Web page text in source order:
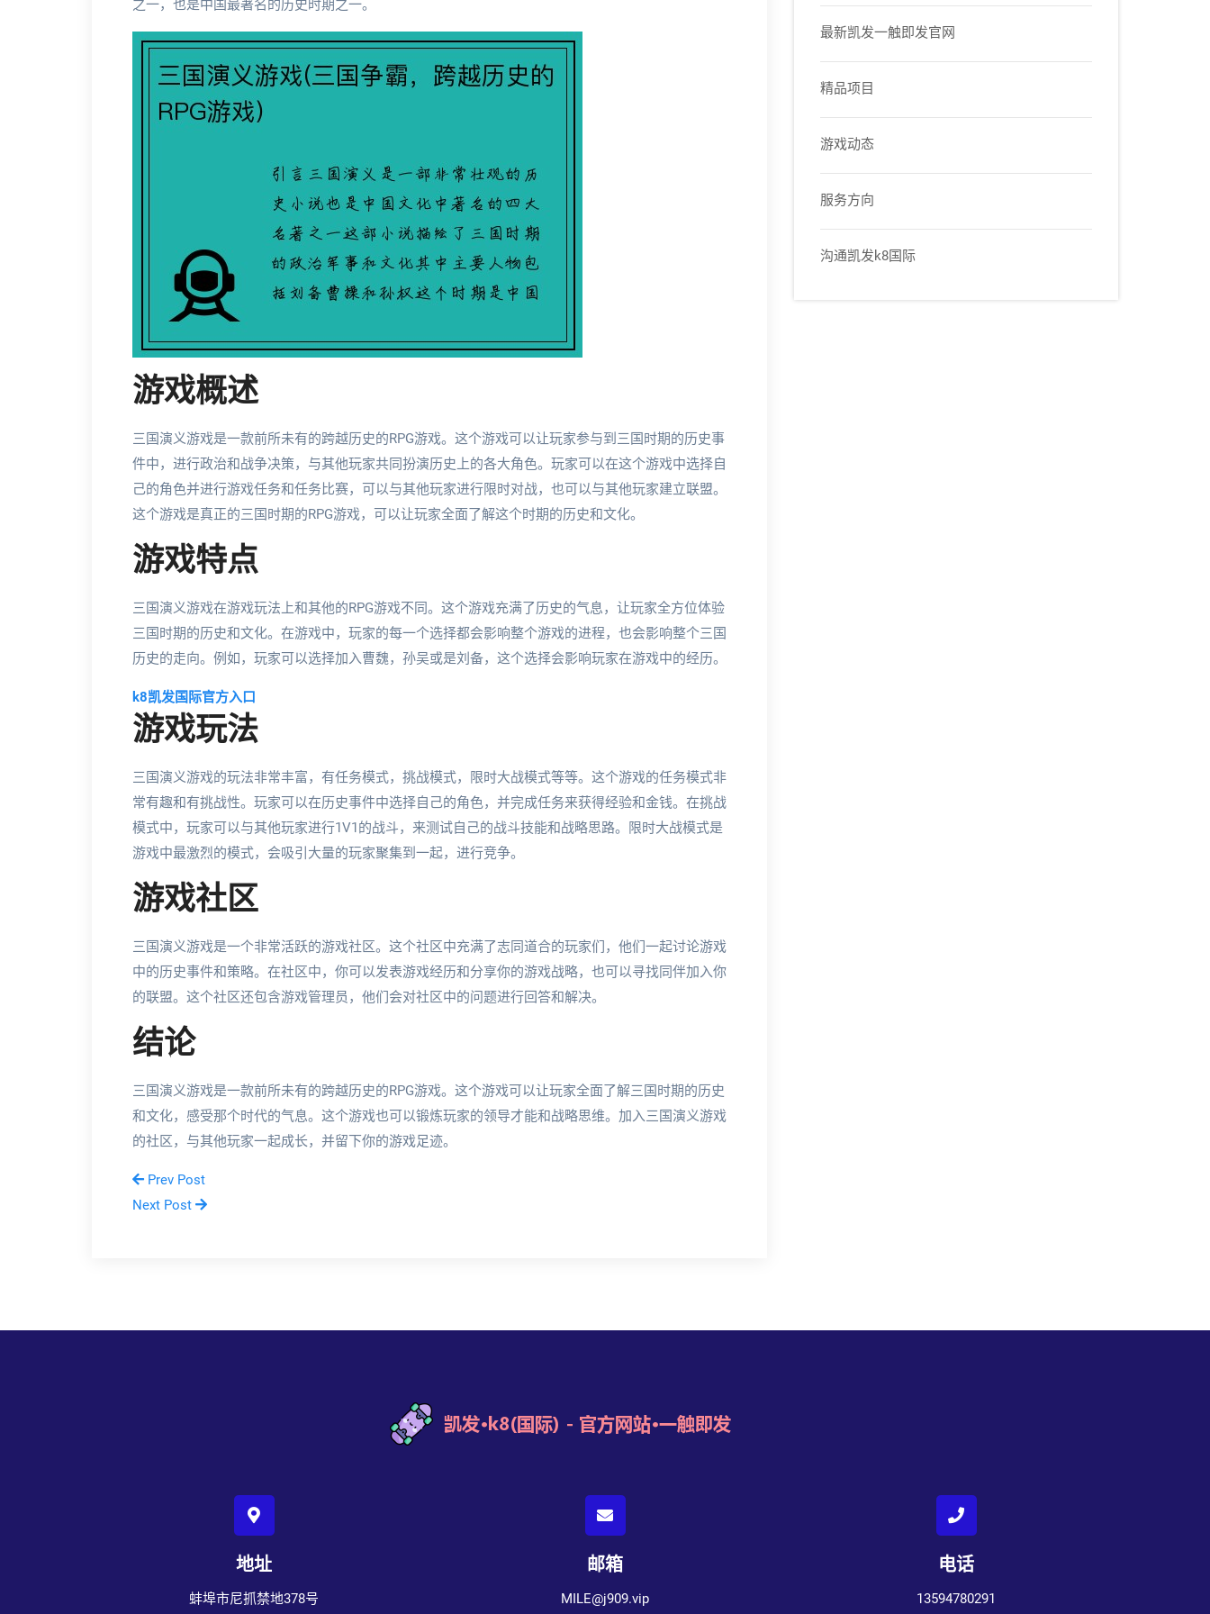
之一，也是中国最著名的历史时期之一。
游戏概述
三国演义游戏是一款前所未有的跨越历史的RPG游戏。这个游戏可以让玩家参与到三国时期的历史事
件中，进行政治和战争决策，与其他玩家共同扮演历史上的各大角色。玩家可以在这个游戏中选择自
己的角色并进行游戏任务和任务比赛，可以与其他玩家进行限时对战，也可以与其他玩家建立联盟。
这个游戏是真正的三国时期的RPG游戏，可以让玩家全面了解这个时期的历史和文化。
游戏特点
三国演义游戏在游戏玩法上和其他的RPG游戏不同。这个游戏充满了历史的气息，让玩家全方位体验
三国时期的历史和文化。在游戏中，玩家的每一个选择都会影响整个游戏的进程，也会影响整个三国
历史的走向。例如，玩家可以选择加入曹魏，孙吴或是刘备，这个选择会影响玩家在游戏中的经历。
k8凯发国际官方入口
游戏玩法
三国演义游戏的玩法非常丰富，有任务模式，挑战模式，限时大战模式等等。这个游戏的任务模式非
常有趣和有挑战性。玩家可以在历史事件中选择自己的角色，并完成任务来获得经验和金钱。在挑战
模式中，玩家可以与其他玩家进行1V1的战斗，来测试自己的战斗技能和战略思路。限时大战模式是
游戏中最激烈的模式，会吸引大量的玩家聚集到一起，进行竞争。
游戏社区
三国演义游戏是一个非常活跃的游戏社区。这个社区中充满了志同道合的玩家们，他们一起讨论游戏
中的历史事件和策略。在社区中，你可以发表游戏经历和分享你的游戏战略，也可以寻找同伴加入你
的联盟。这个社区还包含游戏管理员，他们会对社区中的问题进行回答和解决。
结论
三国演义游戏是一款前所未有的跨越历史的RPG游戏。这个游戏可以让玩家全面了解三国时期的历史
和文化，感受那个时代的气息。这个游戏也可以锻炼玩家的领导才能和战略思维。加入三国演义游戏
的社区，与其他玩家一起成长，并留下你的游戏足迹。
Prev Post
Next Post
最新凯发一触即发官网
精品项目
游戏动态
服务方向
沟通凯发k8国际
地址
蚌埠市尼抓禁地378号
邮箱
MILE@j909.vip
电话
13594780291